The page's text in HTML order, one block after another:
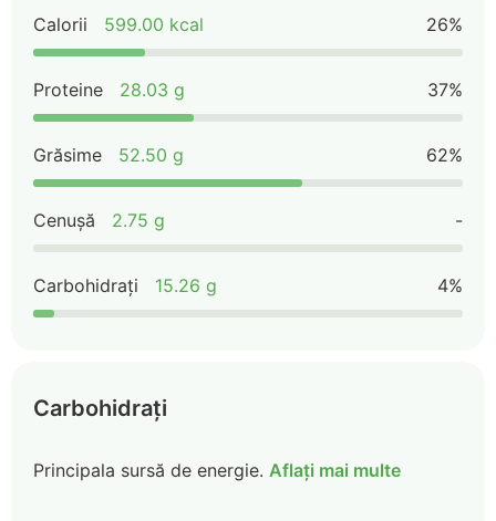
Calorii 599.00 kcal 26%
Proteine 28.03 g 37%
Grăsime 52.50 g 62%
Cenușă 2.75 g -
Carbohidrați 15.26 g 4%
Carbohidrați
Principala sursă de energie. Aflați mai multe